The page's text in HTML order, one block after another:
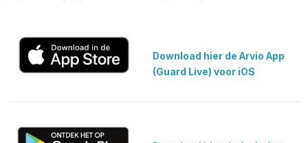
Download hier de Arvio App
(Guard Live) voor iOS